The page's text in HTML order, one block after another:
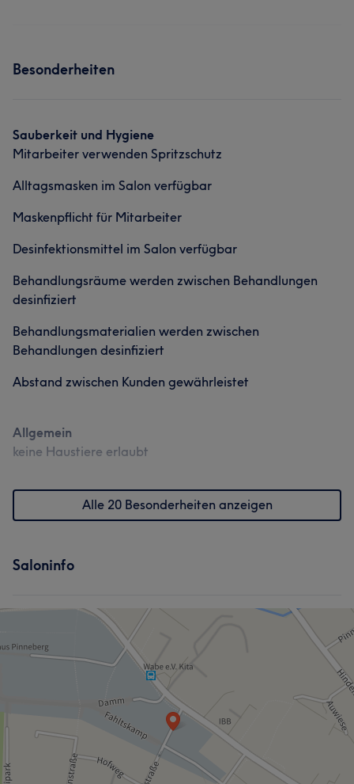
Besonderheiten
Sauberkeit und Hygiene
Mitarbeiter verwenden Spritzschutz
Alltagsmasken im Salon verfügbar
Maskenpflicht für Mitarbeiter
Desinfektionsmittel im Salon verfügbar
Behandlungsräume werden zwischen Behandlungen
desinfiziert
Behandlungsmaterialien werden zwischen
Behandlungen desinfiziert
Abstand zwischen Kunden gewährleistet
Allgemein
keine Haustiere erlaubt
Alle 20 Besonderheiten anzeigen
Saloninfo